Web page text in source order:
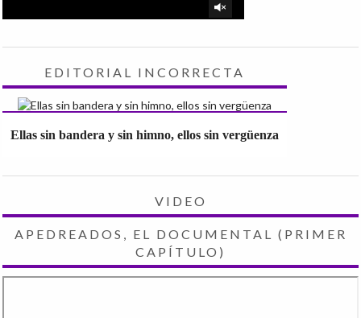
EDITORIAL INCORRECTA
Ellas sin bandera y sin himno, ellos sin vergüenza
VIDEO
APEDREADOS, EL DOCUMENTAL (PRIMER
CAPÍTULO)